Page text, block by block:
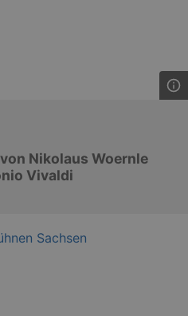
Nikolaus Woernle
Vivaldi